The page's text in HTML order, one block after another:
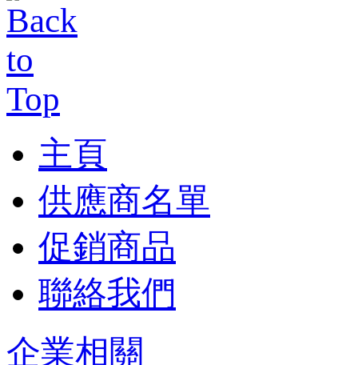
主頁
供應商名單
促銷商品
聯絡我們
企業相關